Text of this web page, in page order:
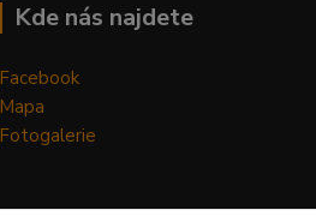
Kde nás najdete
Facebook
Mapa
Fotogalerie